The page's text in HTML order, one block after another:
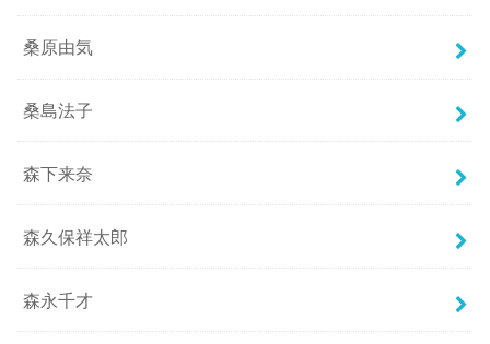
桑原由気
桑島法子
森下来奈
森久保祥太郎
森永千才